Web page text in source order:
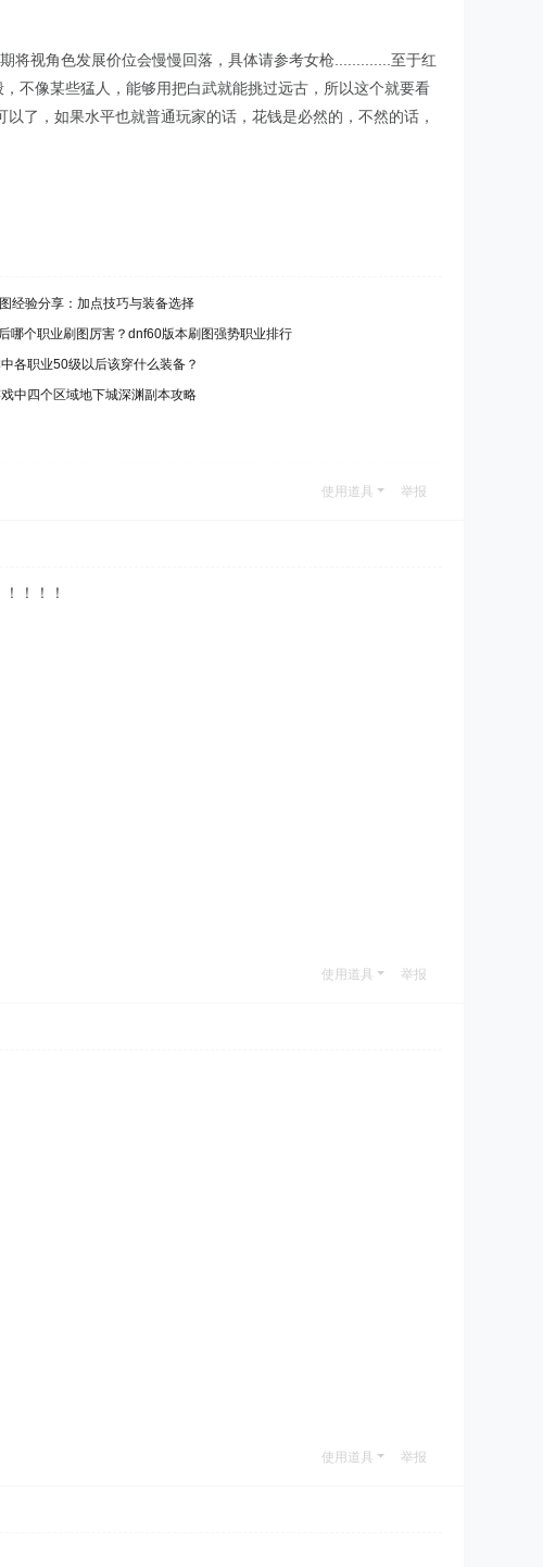
将视角色发展价位会慢慢回落，具体请参考女枪.............至于红
不像某些猛人，能够用把白武就能挑过远古，所以这个就要看
了，如果水平也就普通玩家的话，花钱是必然的，不然的话，
经验分享：加点技巧与装备选择
哪个职业刷图厉害？dnf60版本刷图强势职业排行
各职业50级以后该穿什么装备？
中四个区域地下城深渊副本攻略
使用道具 举报
！！！
使用道具 举报
使用道具 举报